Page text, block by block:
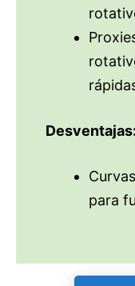
Desventajas:
para